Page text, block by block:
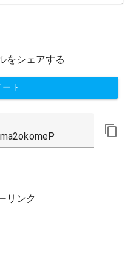
をシェアする
ト
リンク